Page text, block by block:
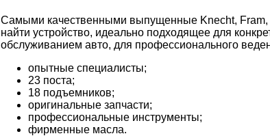
Самыми качественными выпущенные Knecht, Fram,
найти устройство, идеально подходящее для
обслуживанием авто, для профессионального
опытные специалисты;
23 поста;
18 подъемников;
оригинальные запчасти;
профессиональные инструменты;
фирменные масла.